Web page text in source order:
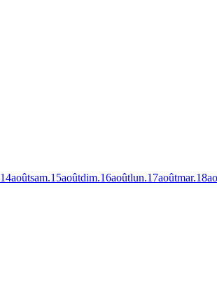
14aoûtsam.15aoûtdim.16aoûtlun.17aoûtmar.18